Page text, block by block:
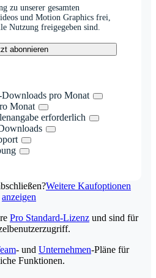
zu unserer gesamten
und Motion Graphics frei,
Nutzung freigegeben sind.
abonnieren
pro Monat
Monat
erforderlich
Weitere Kaufoptionen
anzeigen
Pro Standard-Lizenz und sind für
- und Unternehmen-Pläne für
Funktionen.